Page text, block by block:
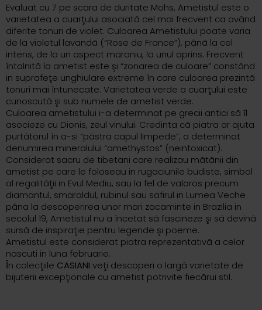
Evaluat cu 7 pe scara de duritate Mohs, Ametistul este o
varietatea a cuarţului asociatã cel mai frecvent ca având
diferite tonuri de violet. Culoarea Ametistului poate varia
de la violetul lavandã (“Rose de France”), pânã la cel
intens, de la un aspect maroniu, la unul aprins. Frecvent
întalnitã la ametist este şi “zonarea de culoare” constând
in suprafeţe unghiulare extreme în care culoarea prezintã
tonuri mai întunecate. Varietatea verde a cuarţului este
cunoscutã şi sub numele de ametist verde.
Culoarea ametistului i-a determinat pe grecii antici sã îl
asocieze cu Dionis, zeul vinului. Credinta cã piatra ar ajuta
purtãtorul în a-si “pãstra capul limpede”, a determinat
denumirea mineralului “amethystos” (neintoxicat).
Considerat sacru de tibetani care realizau mãtãnii din
ametist pe care le foloseau in rugaciunile budiste, simbol
al regalitãţii in Evul Mediu, sau la fel de valoros precum
diamantul, smaraldul, rubinul sau safirul in Lumea Veche
pâna la descoperirea unor mari zacaminte in Brazilia in
secolul 19, Ametistul nu a încetat sã fascineze şi sã devinã
sursã de inspiraţie pentru legende şi poeme.
Ametistul este considerat piatra reprezentativã a celor
nascuti in luna februarie.
Ȋn colecţiile CASIANI veţi descoperi o largã varietate de
bijuterii excepţionale cu ametist potrivite fiecãrui stil.